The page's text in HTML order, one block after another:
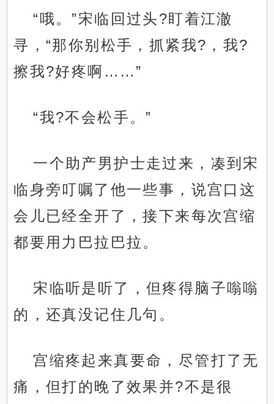
“哦。”宋临回过头?盯着江澈
寻，“那你别松手，抓紧我?，我?
擦我?好疼啊……”
“我?不会松手。”
一个助产男护士走过来，凑到宋
临身旁叮嘱了他一些事，说宫口这
会儿已经全开了，接下来每次宫缩
都要用力巴拉巴拉。
宋临听是听了，但疼得脑子嗡嗡
的，还真没记住几句。
宫缩疼起来真要命，尽管打了无
痛，但打的晚了效果并?不是很